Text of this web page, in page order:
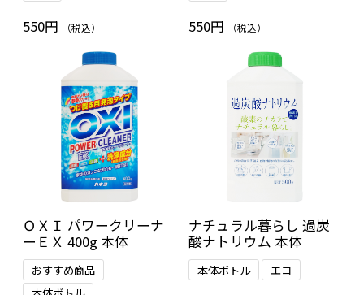
550円 （税込） 550円 （税込）
ＯＸＩ パワークリーナ
ーＥＸ 400g 本体
おすすめ商品
ナチュラル暮らし 過炭
酸ナトリウム 本体
本体ボトル エコ